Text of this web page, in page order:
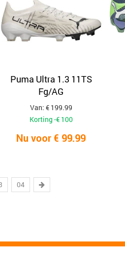
Puma Ultra 1.3 11TS
Fg/AG
Van: € 199.99
Korting -€ 100
Nu voor € 99.99
04